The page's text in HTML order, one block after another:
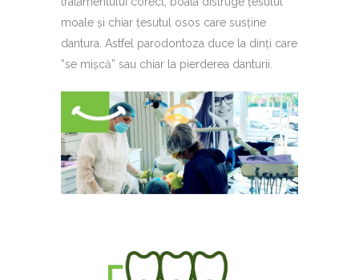
moale și chiar țesutul osos care susține
dantura. Astfel parodontoza duce la dinți care
”se mișcă” sau chiar la pierderea danturii.